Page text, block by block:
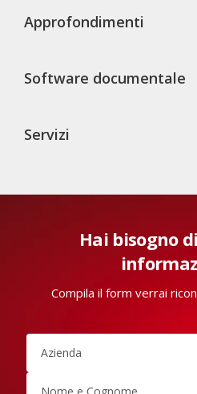
Approfondimenti
Software documentale
Servizi
Hai bisogno
Compila il form verrai